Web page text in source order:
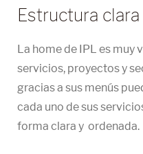
Estructura
La home de IPL es muy
servicios, proyectos y
gracias a sus menús
cada uno de sus
forma clara y ordenada.